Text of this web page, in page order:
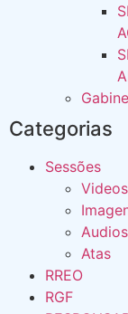
Categorias
Sessões
Videos
Audios
Atas
RREO
RGF